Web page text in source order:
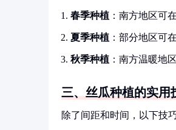
春季种植 ：南方地区可
夏季种植 ：部分地区可
秋季种植 ：南方温暖地
三、丝瓜种植的实用
除了间距和时间，以下技